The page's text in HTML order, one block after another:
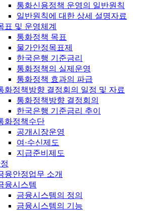
통화신용정책 운영의 일반원칙
일반원칙에 대한 상세 설명자료
표 및 운영체계
통화정책 목표
물가안정목표제
한국은행 기준금리
통화정책의 실제운영
통화정책 효과의 파급
화정책방향 결정회의 일정 및 자료
통화정책방향 결정회의
한국은행 기준금리 추이
화정책수단
공개시장운영
여·수신제도
지급준비제도
융안정업무 소개
융시스템
금융시스템의 정의
금융시스템의 기능